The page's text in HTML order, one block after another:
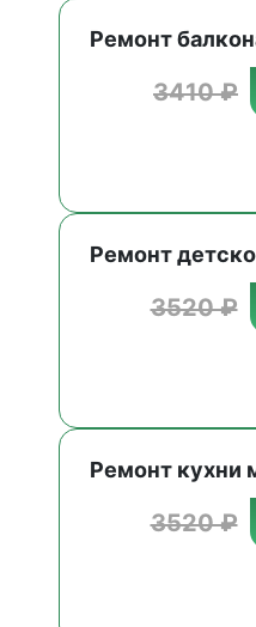
Ремонт
3410 ₽
Ремонт
3520 ₽
Ремонт кухни
3520 ₽